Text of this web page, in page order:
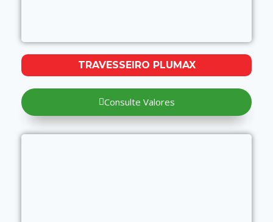
TRAVESSEIRO PLUMAX
Consulte Valores